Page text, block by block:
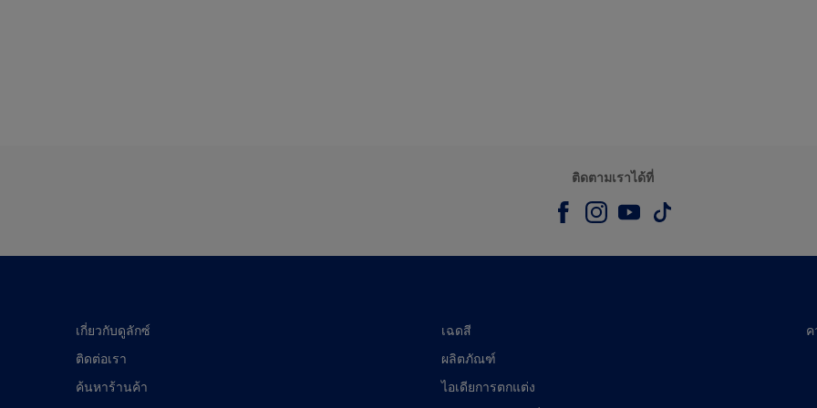
ติดตามเราได้ที่
เกี่ยวกับดูลักซ์
ติดต่อเรา
ค้นหาร้านค้า
เฉดสี
ผลิตภัณฑ์
ไอเดียการตกแต่ง